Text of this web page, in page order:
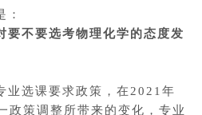
：
要不要选考物理化学的态度发
业选课要求政策，在2021年
政策调整所带来的变化，专业